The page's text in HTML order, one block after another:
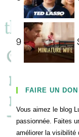
9
FAIRE UN
Vous aimez le blog
passionnée. Faites
améliorer la visibilité